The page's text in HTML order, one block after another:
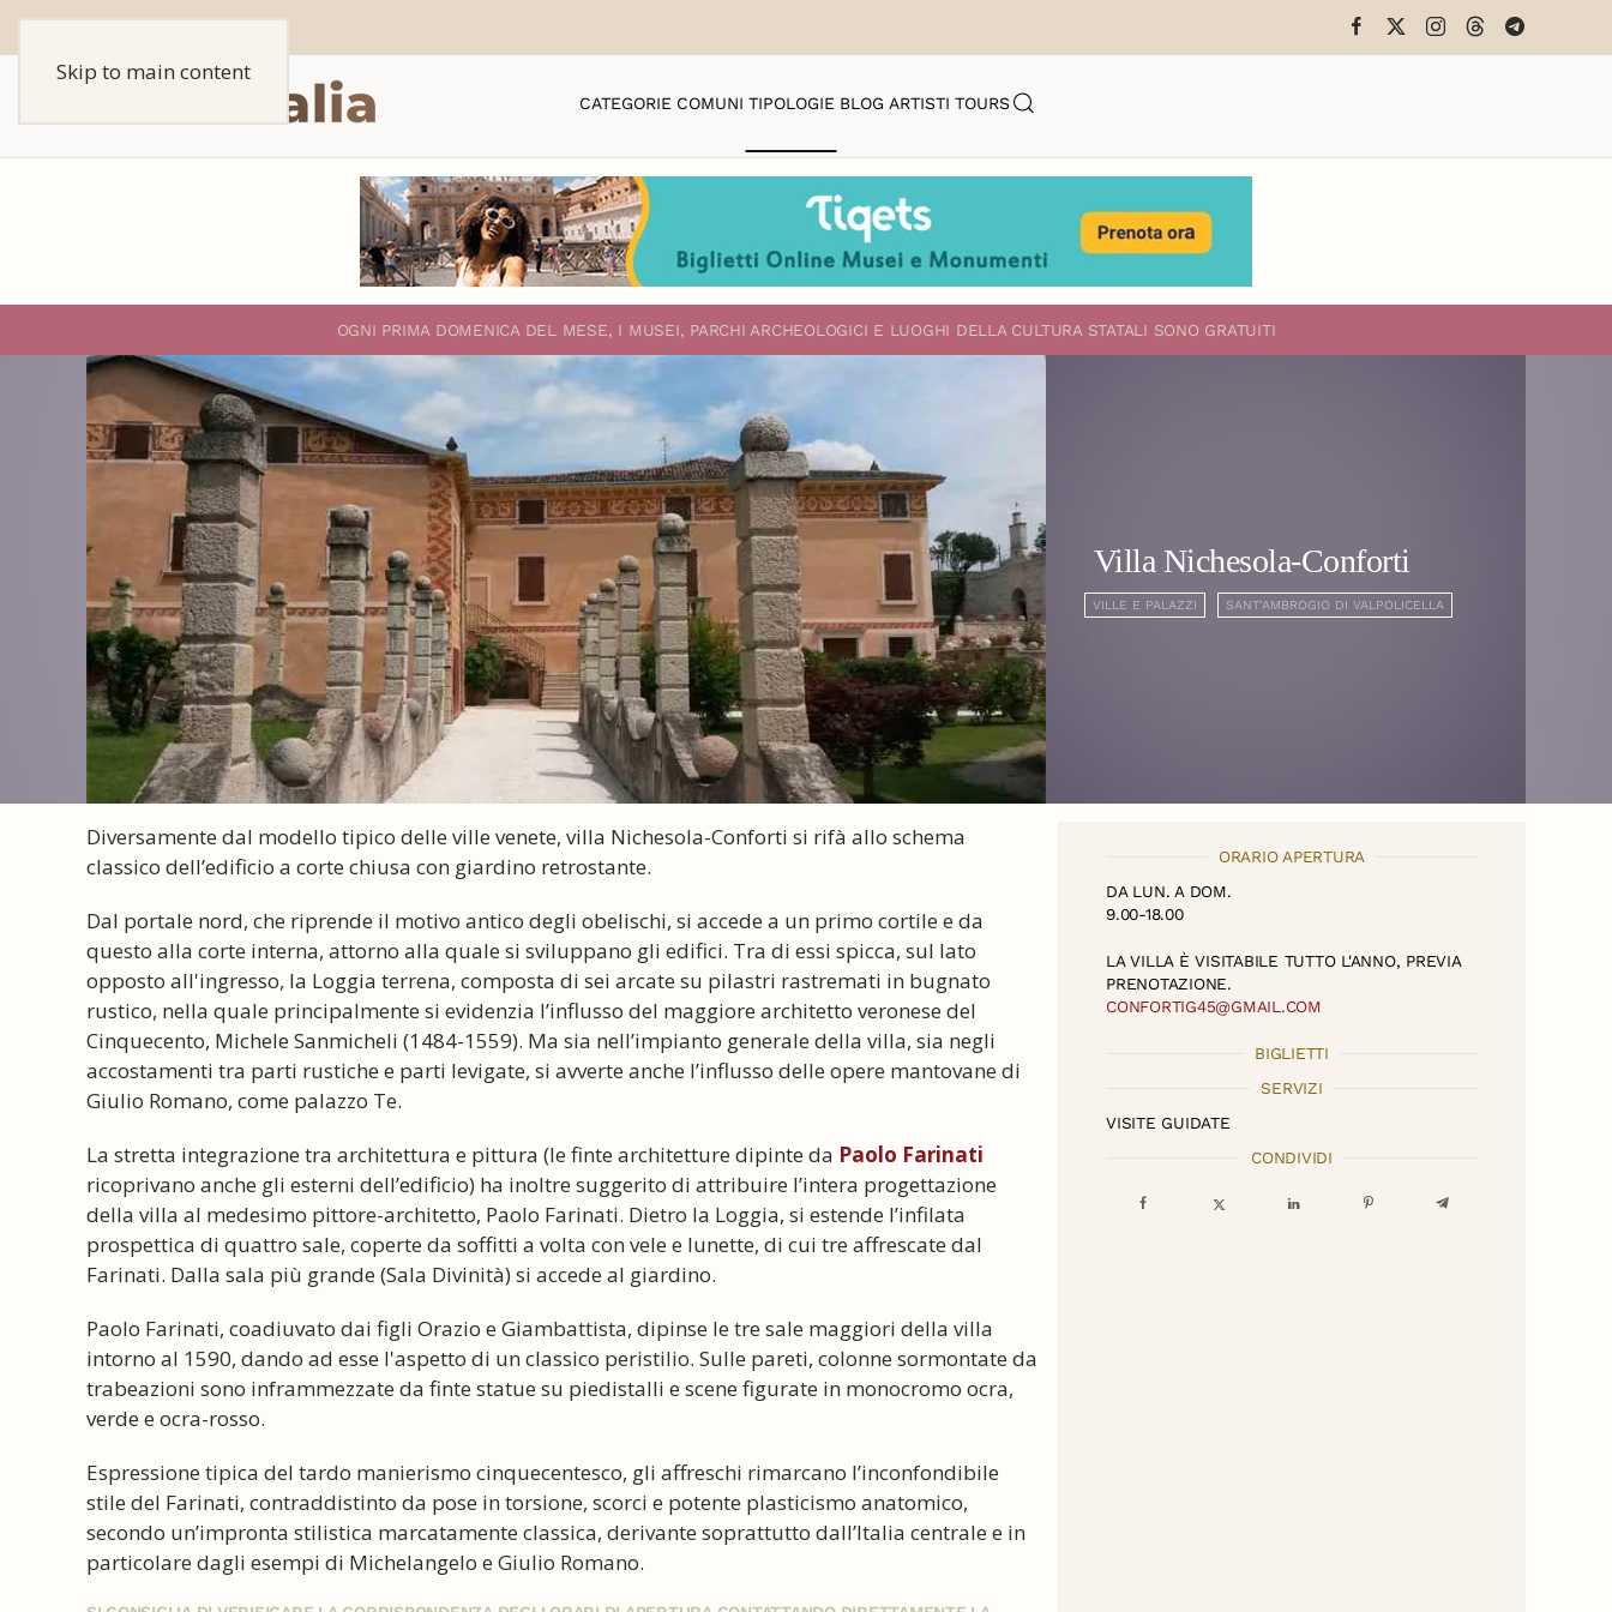
Skip to main content
CATEGORIE COMUNI TIPOLOGIE BLOG ARTISTI TOURS
OGNI PRIMA DOMENICA DEL MESE, I MUSEI, PARCHI ARCHEOLOGICI E LUOGHI DELLA CULTURA STATALI SONO GRATUITI
Villa Nichesola-Conforti
VILLE E PALAZZI SANT'AMBROGIO DI VALPOLICELLA
Diversamente dal modello tipico delle ville venete, villa Nichesola-Conforti si rifà allo schema
classico dell’edificio a corte chiusa con giardino retrostante.
Dal portale nord, che riprende il motivo antico degli obelischi, si accede a un primo cortile e da
questo alla corte interna, attorno alla quale si sviluppano gli edifici. Tra di essi spicca, sul lato
opposto all'ingresso, la Loggia terrena, composta di sei arcate su pilastri rastremati in bugnato
rustico, nella quale principalmente si evidenzia l’influsso del maggiore architetto veronese del
Cinquecento, Michele Sanmicheli (1484-1559). Ma sia nell’impianto generale della villa, sia negli
accostamenti tra parti rustiche e parti levigate, si avverte anche l’influsso delle opere mantovane di
Giulio Romano, come palazzo Te.
La stretta integrazione tra architettura e pittura (le finte architetture dipinte da Paolo Farinati
ricoprivano anche gli esterni dell’edificio) ha inoltre suggerito di attribuire l’intera progettazione
della villa al medesimo pittore-architetto, Paolo Farinati. Dietro la Loggia, si estende l’infilata
prospettica di quattro sale, coperte da soffitti a volta con vele e lunette, di cui tre affrescate dal
Farinati. Dalla sala più grande (Sala Divinità) si accede al giardino.
Paolo Farinati, coadiuvato dai figli Orazio e Giambattista, dipinse le tre sale maggiori della villa
intorno al 1590, dando ad esse l'aspetto di un classico peristilio. Sulle pareti, colonne sormontate da
trabeazioni sono inframmezzate da finte statue su piedistalli e scene figurate in monocromo ocra,
verde e ocra-rosso.
Espressione tipica del tardo manierismo cinquecentesco, gli affreschi rimarcano l’inconfondibile
stile del Farinati, contraddistinto da pose in torsione, scorci e potente plasticismo anatomico,
secondo un’impronta stilistica marcatamente classica, derivante soprattutto dall’Italia centrale e in
particolare dagli esempi di Michelangelo e Giulio Romano.
ORARIO APERTURA
DA LUN. A DOM.
9.00-18.00
LA VILLA È VISITABILE TUTTO L'ANNO, PREVIA
PRENOTAZIONE.
CONFORTIG45@GMAIL.COM
BIGLIETTI
SERVIZI
VISITE GUIDATE
CONDIVIDI